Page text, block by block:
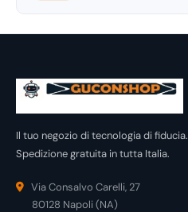
Il tuo negozio di tecnologia di fiducia.
Spedizione gratuita in tutta Italia.
Via Consalvo Carelli, 27
80128 Napoli (NA)